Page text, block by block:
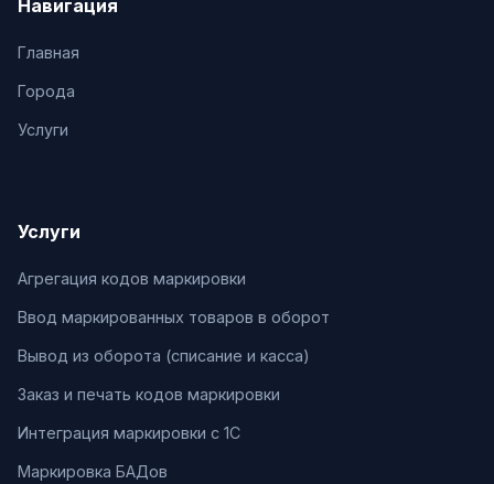
Навигация
Главная
Города
Услуги
Услуги
Агрегация кодов маркировки
Ввод маркированных товаров в оборот
Вывод из оборота (списание и касса)
Заказ и печать кодов маркировки
Интеграция маркировки с 1С
Маркировка БАДов